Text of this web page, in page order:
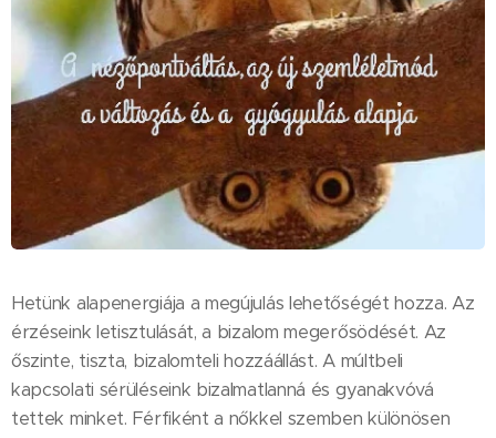
Hetünk alapenergiája a megújulás lehetőségét hozza. Az
érzéseink letisztulását, a bizalom megerősödését. Az
őszinte, tiszta, bizalomteli hozzáállást. A múltbeli
kapcsolati sérüléseink bizalmatlanná és gyanakvóvá
tettek minket. Férfiként a nőkkel szemben különösen